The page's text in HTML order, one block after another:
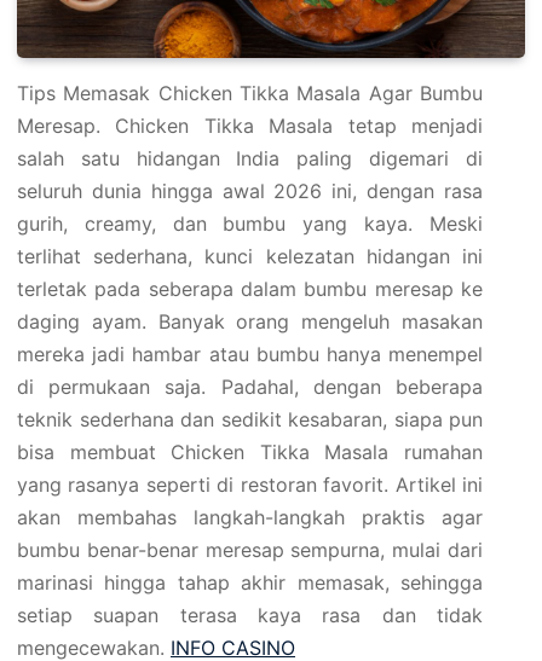
Tips Memasak Chicken Tikka Masala Agar Bumbu
Meresap. Chicken Tikka Masala tetap menjadi
salah satu hidangan India paling digemari di
seluruh dunia hingga awal 2026 ini, dengan rasa
gurih, creamy, dan bumbu yang kaya. Meski
terlihat sederhana, kunci kelezatan hidangan ini
terletak pada seberapa dalam bumbu meresap ke
daging ayam. Banyak orang mengeluh masakan
mereka jadi hambar atau bumbu hanya menempel
di permukaan saja. Padahal, dengan beberapa
teknik sederhana dan sedikit kesabaran, siapa pun
bisa membuat Chicken Tikka Masala rumahan
yang rasanya seperti di restoran favorit. Artikel ini
akan membahas langkah-langkah praktis agar
bumbu benar-benar meresap sempurna, mulai dari
marinasi hingga tahap akhir memasak, sehingga
setiap suapan terasa kaya rasa dan tidak
mengecewakan. INFO CASINO